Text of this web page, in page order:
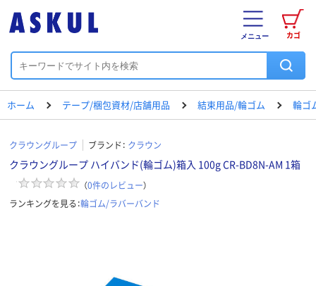
カゴ
メニュー
ホーム テープ/梱包資材/店舗用品 結束用品/輪ゴム 輪ゴ
クラウングループ ブランド： クラウン
クラウングループ ハイバンド(輪ゴム)箱入 100g CR-BD8N-AM 1箱
（0件のレビュー）
ランキングを見る：輪ゴム/ラバーバンド